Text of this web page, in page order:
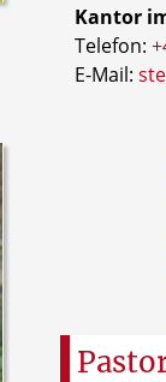
Kantor
Telefon:
E-Mail: